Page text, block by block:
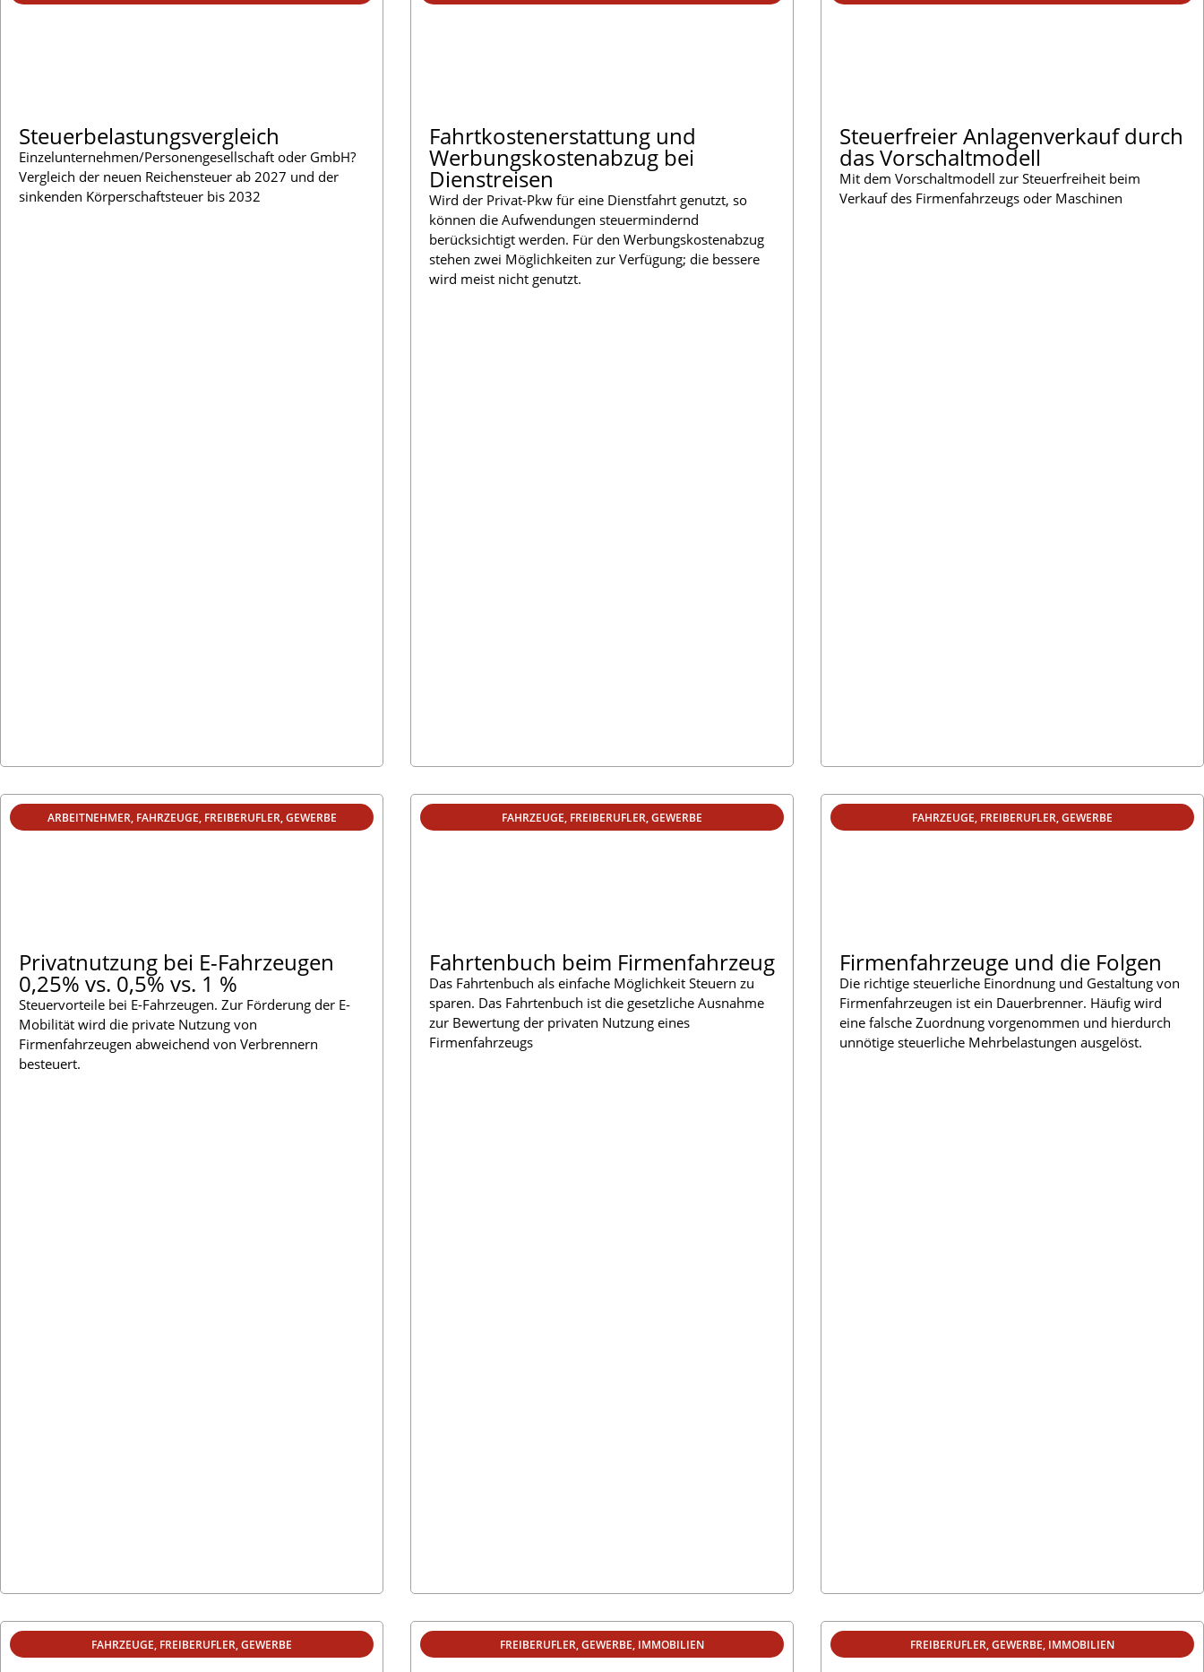
Steuerbelastungsvergleich
Einzelunternehmen/Personengesellschaft oder GmbH?
Vergleich der neuen Reichensteuer ab 2027 und der
sinkenden Körperschaftsteuer bis 2032
Fahrtkostenerstattung und
Werbungskostenabzug bei
Dienstreisen
Wird der Privat-Pkw für eine Dienstfahrt genutzt, so
können die Aufwendungen steuermindernd
berücksichtigt werden. Für den Werbungskostenabzug
stehen zwei Möglichkeiten zur Verfügung; die bessere
wird meist nicht genutzt.
Steuerfreier Anlagenverkauf durch
das Vorschaltmodell
Mit dem Vorschaltmodell zur Steuerfreiheit beim
Verkauf des Firmenfahrzeugs oder Maschinen
ARBEITNEHMER, FAHRZEUGE, FREIBERUFLER,GEWERBE
Privatnutzung bei E-Fahrzeugen
0,25% vs. 0,5% vs. 1 %
Steuervorteile bei E-Fahrzeugen. Zur Förderung der E-
Mobilität wird die private Nutzung von
Firmenfahrzeugen abweichend von Verbrennern
besteuert.
FAHRZEUGE, FREIBERUFLER,GEWERBE
Fahrtenbuch beim Firmenfahrzeug
Das Fahrtenbuch als einfache Möglichkeit Steuern zu
sparen. Das Fahrtenbuch ist die gesetzliche Ausnahme
zur Bewertung der privaten Nutzung eines
Firmenfahrzeugs
FAHRZEUGE, FREIBERUFLER,GEWERBE
Firmenfahrzeuge und die Folgen
Die richtige steuerliche Einordnung und Gestaltung von
Firmenfahrzeugen ist ein Dauerbrenner. Häufig wird
eine falsche Zuordnung vorgenommen und hierdurch
unnötige steuerliche Mehrbelastungen ausgelöst.
FAHRZEUGE, FREIBERUFLER,GEWERBE FREIBERUFLER,GEWERBE, IMMOBILIEN FREIBERUFLER,GEWERBE, IMMOBILIEN